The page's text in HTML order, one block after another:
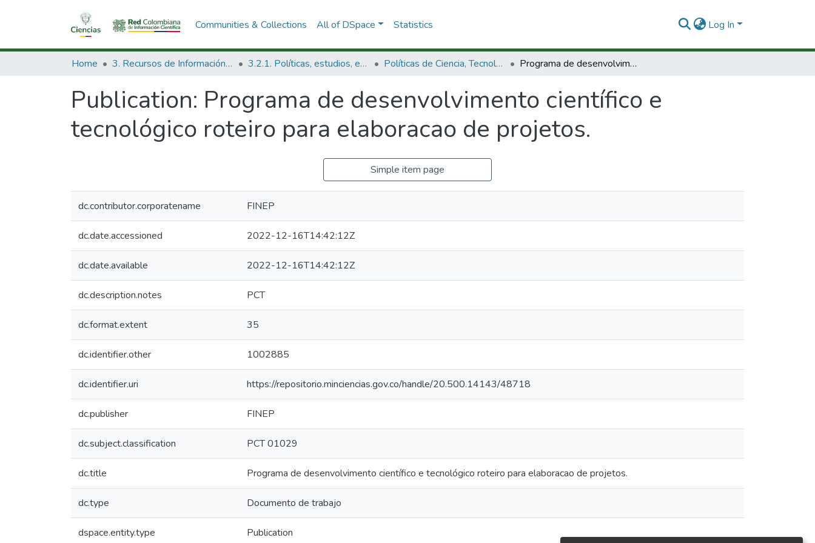
Communities & Collections All of DSpace Statistics Log In
Home 3. Recursos de Información Científica y Tecnológica 3.2.1. Políticas, estudios, evaluaciones e indicadores de CTeI Políticas de Ciencia, Tecnología e Innovación Programa de desenvolvimento científico e tecnológico roteiro para elaboracao de projetos.
Publication: Programa de desenvolvimento científico e
tecnológico roteiro para elaboracao de projetos.
Simple item page
dc.contributor.corporatename FINEP
dc.date.accessioned 2022-12-16T14:42:12Z
dc.date.available 2022-12-16T14:42:12Z
dc.description.notes PCT
dc.format.extent 35
dc.identifier.other 1002885
dc.identifier.uri https://repositorio.minciencias.gov.co/handle/20.500.14143/48718
dc.publisher FINEP
dc.subject.classification PCT 01029
dc.title Programa de desenvolvimento científico e tecnológico roteiro para elaboracao de projetos.
dc.type Documento de trabajo
dspace.entity.type Publication